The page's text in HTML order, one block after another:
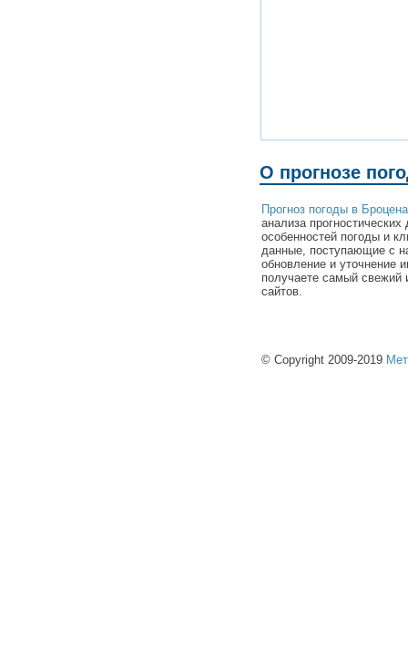
О прогнозе
Прогноз погоды в
анализа
особенностей погоды и
данные, поступающие с
обновление и уточнение
получаете самый свежий
сайтов.
© Copyright 2009-2019